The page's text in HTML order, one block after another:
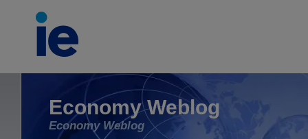
Economy Weblog
Economy Weblog